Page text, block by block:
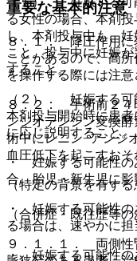
る女性の場合、本剤
し、本剤投与中も、
こと。投与中に妊娠
すること。
（２）． 妊娠する可
本剤投与開始時に患
に応じ説明すること。
・ 妊娠する可能性の
合、胎児・新生児に影
・ 妊娠する可能性の
る場合は、速やかに担
・ 妊娠する可能性の
重要な基本的注意
８．１． 降圧作用に
ことがあるので、高
を操作する際には注意
８．２． 手術前２４
ンジオテンシン変換
術中にレニン−アンジ
血圧低下を起こすお
（特定の背景を有す
（合併症・既往歴等の
９．１．１． 両側性